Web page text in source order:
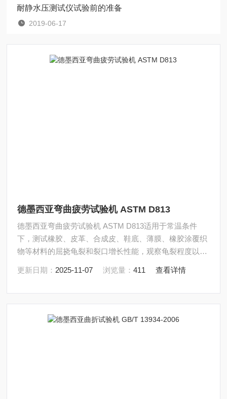
耐静水压测试仪试验前的准备
2019-06-17
德墨西亚弯曲疲劳试验机 ASTM D813
德墨西亚弯曲疲劳试验机 ASTM D813适用于常温条件
下，测试橡胶、皮革、合成皮、鞋底、薄膜、橡胶涂覆织
物等材料的屈挠龟裂和裂口增长性能，观察龟裂程度以了
更新日期： 2025-11-07 浏览量：411 查看详情